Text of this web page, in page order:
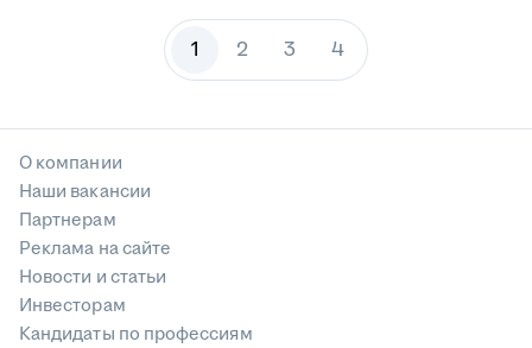
1 2 3 4
О компании
Наши вакансии
Партнерам
Реклама на сайте
Новости и статьи
Инвесторам
Кандидаты по профессиям